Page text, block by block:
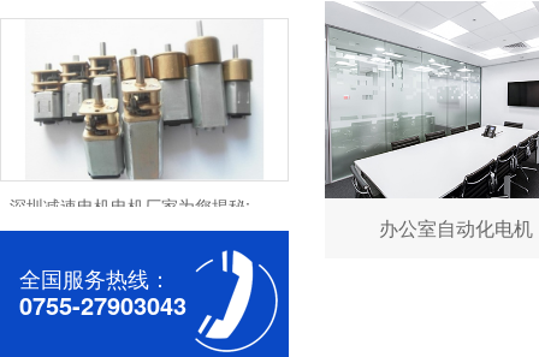
办公室自动化电机
深圳减速电机电机厂家为您揭秘:电机行业发展中减速电机的市场前景展望
全国服务热线：
0755-27903043